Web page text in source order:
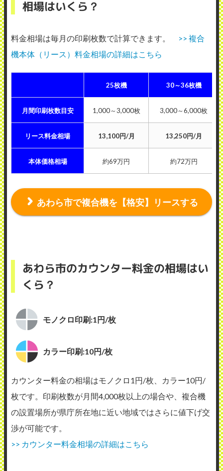
相場はいくら？
料金相場は毎月の印刷枚数で計算できます。
>> 複合
機本体（リース）料金相場の詳細はこちら
25枚機 30～36枚機
月間印刷枚数目安 1,000～3,000枚 3,000～6,000枚
リース料金相場 13,100円/月 13,250円/月
本体価格相場 約69万円 約72万円
あわら市で複合機を【格安】リースする
あわら市のカウンター料金の相場はい
くら？
モノクロ印刷:1円/枚
カラー印刷:10円/枚
カウンター料金の相場はモノクロ1円/枚、カラー10円/
枚です。印刷枚数が月間4,000枚以上の場合や、複合機
の設置場所が県庁所在地に近い地域ではさらに値下げ交
渉が可能です。
>> カウンター料金相場の詳細はこちら